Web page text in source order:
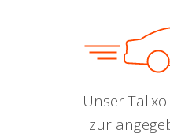
Unser
zur